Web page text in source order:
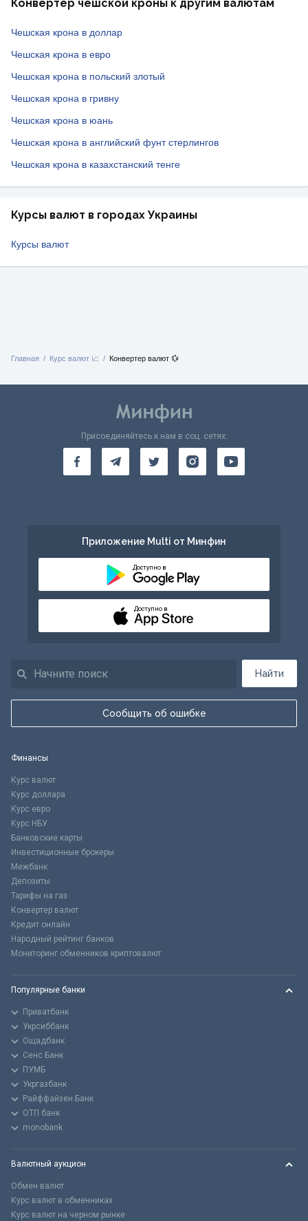
Конвертер чешской кроны к другим валютам
Чешская крона в доллар
Чешская крона в евро
Чешская крона в польский злотый
Чешская крона в гривну
Чешская крона в юань
Чешская крона в английский фунт стерлингов
Чешская крона в казахстанский тенге
Курсы валют в городах Украины
Курсы валют
Главная Курс валют 📈 Конвертер валют 💱
Найти
Сообщить об ошибке
Присоединяйтесь к нам в соц. сетях:
Приложение Multi от Минфин
Доступно в
Доступно в
Финансы
Курс валют
Курс доллара
Курс евро
Курс НБУ
Банковские карты
Инвестиционные брокеры
Межбанк
Депозиты
Тарифы на газ
Конвертер валют
Кредит онлайн
Народный рейтинг банков
Мониторинг обменников криптовалют
Популярные банки
Приватбанк
Укрсиббанк
Ощадбанк
Сенс Банк
ПУМБ
Укргазбанк
Райффайзен Банк
ОТП банк
monobank
Валютный аукцион
Обмен валют
Курс валют в обменниках
Курс валют на черном рынке